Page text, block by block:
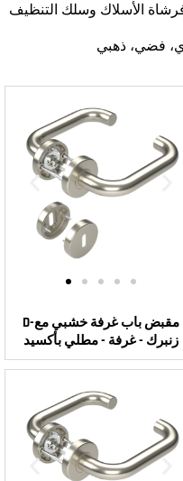
فضي، ذهبي
D-مقبض باب غرفة خشبي مع
زنبرك - غرفة - مطلي بأكسيد